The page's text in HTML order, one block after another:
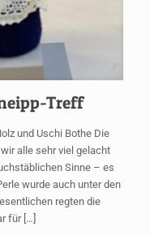
Treff
und Uschi Bothe Die
alle sehr viel gelacht
Sinne – es
wurde auch unter den
regten die
für[…]